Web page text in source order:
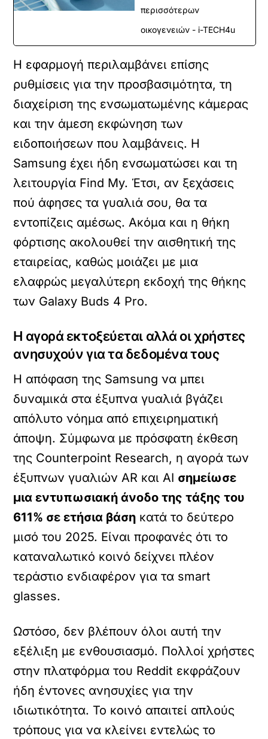
περισσότερων
οικογενειών - i-TECH4u
Η εφαρμογή περιλαμβάνει επίσης
ρυθμίσεις για την προσβασιμότητα, τη
διαχείριση της ενσωματωμένης κάμερας
και την άμεση εκφώνηση των
ειδοποιήσεων που λαμβάνεις. Η
Samsung έχει ήδη ενσωματώσει και τη
λειτουργία Find My. Έτσι, αν ξεχάσεις
πού άφησες τα γυαλιά σου, θα τα
εντοπίζεις αμέσως. Ακόμα και η θήκη
φόρτισης ακολουθεί την αισθητική της
εταιρείας, καθώς μοιάζει με μια
ελαφρώς μεγαλύτερη εκδοχή της θήκης
των Galaxy Buds 4 Pro.
Η αγορά εκτοξεύεται αλλά οι χρήστες
ανησυχούν για τα δεδομένα τους
Η απόφαση της Samsung να μπει
δυναμικά στα έξυπνα γυαλιά βγάζει
απόλυτο νόημα από επιχειρηματική
άποψη. Σύμφωνα με πρόσφατη έκθεση
της Counterpoint Research, η αγορά των
έξυπνων γυαλιών AR και AI σημείωσε
μια εντυπωσιακή άνοδο της τάξης του
611% σε ετήσια βάση κατά το δεύτερο
μισό του 2025. Είναι προφανές ότι το
καταναλωτικό κοινό δείχνει πλέον
τεράστιο ενδιαφέρον για τα smart
glasses.
Ωστόσο, δεν βλέπουν όλοι αυτή την
εξέλιξη με ενθουσιασμό. Πολλοί χρήστες
στην πλατφόρμα του Reddit εκφράζουν
ήδη έντονες ανησυχίες για την
ιδιωτικότητα. Το κοινό απαιτεί απλούς
τρόπους για να κλείνει εντελώς το